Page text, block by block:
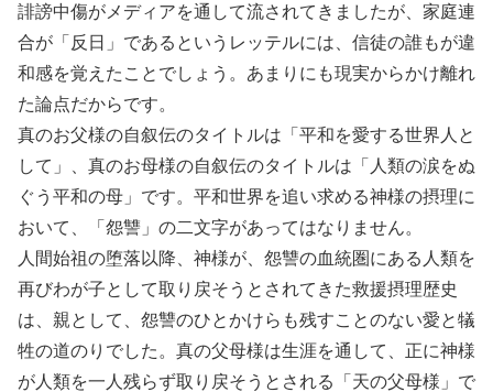
誹謗中傷がメディアを通して流されてきましたが、家庭連
合が「反日」であるというレッテルには、信徒の誰もが違
和感を覚えたことでしょう。あまりにも現実からかけ離れ
た論点だからです。
真のお父様の自叙伝のタイトルは「平和を愛する世界人と
して」、真のお母様の自叙伝のタイトルは「人類の涙をぬ
ぐう平和の母」です。平和世界を追い求める神様の摂理に
おいて、「怨讐」の二文字があってはなりません。
人間始祖の堕落以降、神様が、怨讐の血統圏にある人類を
再びわが子として取り戻そうとされてきた救援摂理歴史
は、親として、怨讐のひとかけらも残すことのない愛と犠
牲の道のりでした。真の父母様は生涯を通して、正に神様
が人類を一人残らず取り戻そうとされる「天の父母様」で